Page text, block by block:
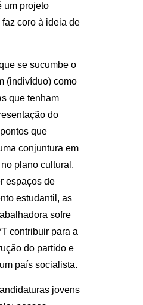
um projeto
coro à ideia de
se sucumbe o
(indivíduo) como
que tenham
do
que
conjuntura em
plano cultural,
espaços de
estudantil, as
sofre
contribuir para a
do partido e
país socialista.
jovens